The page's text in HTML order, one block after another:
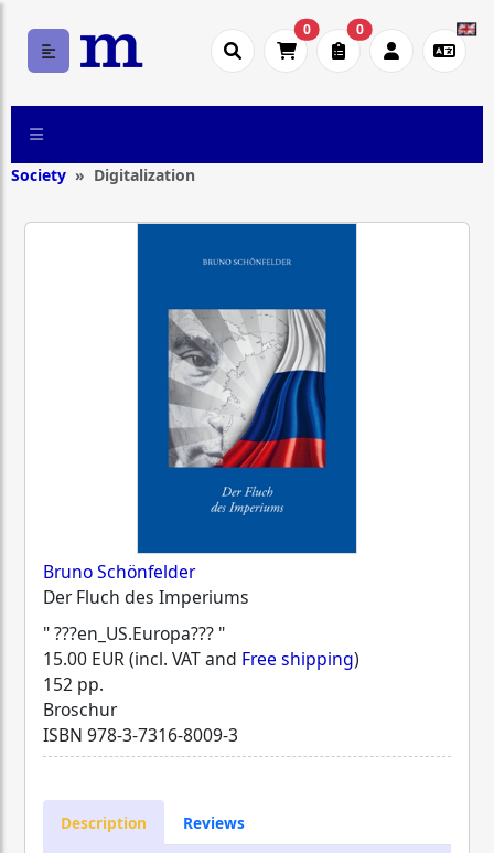
0 0
Society Digitalization
Bruno Schönfelder
Der Fluch des Imperiums
" ???en_US.Europa??? "
15.00 EUR (incl. VAT and Free shipping)
152 pp.
Broschur
ISBN 978-3-7316-8009-3
Description
Reviews